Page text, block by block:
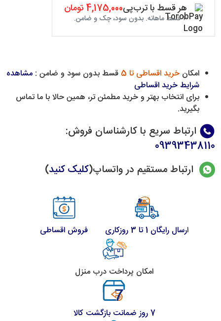
هر قسط با ترب‌پی4,175,000 تومان
۴ قسط ماهانه. بدون سود، چک و ضامن.
امکان خرید اقساطی تا 5 قسط بدون سود و ضامن : مشاهده
شرایط خرید اقساطی
برای انتخاب بهتر و خرید مطمئن تر، همین حالا با ما تماس
بگیرید.
ارتباط سریع با کارشناسان فروش:
09393438110
ارتباط مستقیم در واتساپ(کلیک کنید)
ارسال رایگان 1 تا 3 روزکاری فروش اقساطی
امکان پرداخت درب منزل
7 روز ضمانت بازگشت کالا